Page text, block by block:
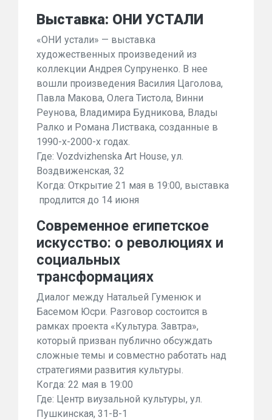
Выставка: ОНИ УСТАЛИ
«ОНИ устали» — выставка
художественных произведений из
коллекции Андрея Супруненко. В нее
вошли произведения Василия Цаголова,
Павла Макова, Олега Тистола, Винни
Реунова, Владимира Будникова, Влады
Ралко и Романа Листвака, созданные в
1990-х-2000-х годах.
Где: Vozdvizhenska Art House, ул.
Воздвиженская, 32
Когда: Открытие 21 мая в 19:00, выставка
продлится до 14 июня
Современное египетское
искусство: о революциях и
социальных
трансформациях
Диалог между Натальей Гуменюк и
Басемом Юсри. Разговор состоится в
рамках проекта «Культура. Завтра»,
который призван публично обсуждать
сложные темы и совместно работать над
стратегиями развития культуры.
Когда: 22 мая в 19:00
Где: Центр виузальной культуры, ул.
Пушкинская, 31-В-1